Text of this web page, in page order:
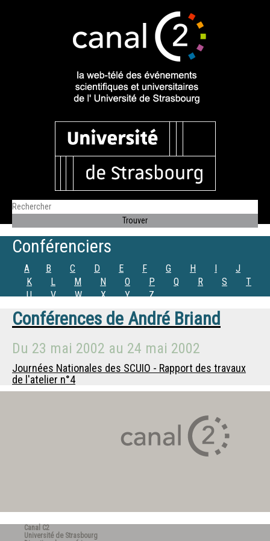
Conférenciers
A B C D E F G H I
J
K
L M N O P Q R S
T
U
V W X Y Z
Conférences de André Briand
Du 23 mai 2002 au 24 mai 2002
Journées Nationales des SCUIO - Rapport des travaux
de l'atelier n°4
Canal C2
Université de Strasbourg